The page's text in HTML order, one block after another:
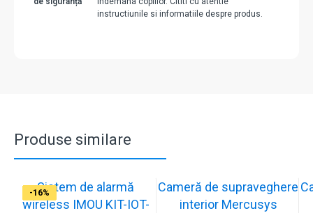
instructiunile si informatiile despre produs.
Produse similare
-31%
Sistem de alarmă
wireless IMOU KIT-IOT-
-19%
Cameră de supraveghere
interior Mercusys
-21%
-13%
-15%
-20%
-12%
-13%
-16%